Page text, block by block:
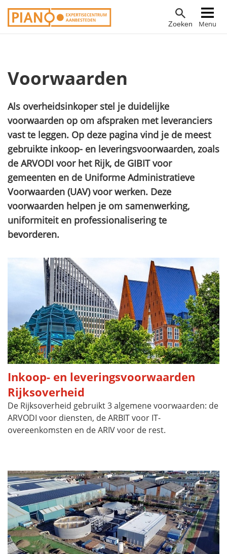
Overslaan
en
gaan
Zoeken Menu
Hoofdnavigatie
Voorwaarden
Als overheidsinkoper stel je duidelijke
voorwaarden op om afspraken met leveranciers
vast te leggen. Op deze pagina vind je de meest
gebruikte inkoop- en leveringsvoorwaarden, zoals
de ARVODI voor het Rijk, de GIBIT voor
gemeenten en de Uniforme Administratieve
Voorwaarden (UAV) voor werken. Deze
voorwaarden helpen je om samenwerking,
uniformiteit en professionalisering te
bevorderen.
Inkoop- en leveringsvoorwaarden
Rijksoverheid
De Rijksoverheid gebruikt 3 algemene voorwaarden: de
ARVODI voor diensten, de ARBIT voor IT-
overeenkomsten en de ARIV voor de rest.